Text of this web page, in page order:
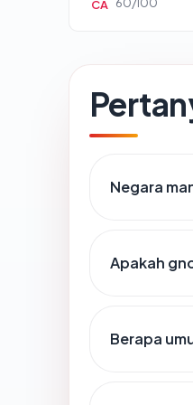
CA
Negara
Apakah
Berapa